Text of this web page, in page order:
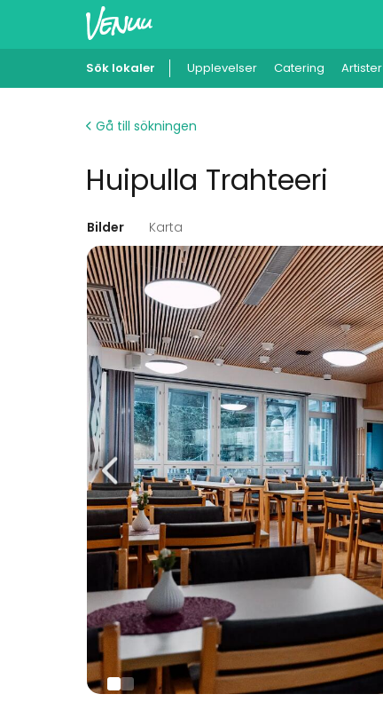
Sök lokaler Upplevelser Catering Artister
Gå till sökningen
Huipulla Trahteeri
Bilder Karta